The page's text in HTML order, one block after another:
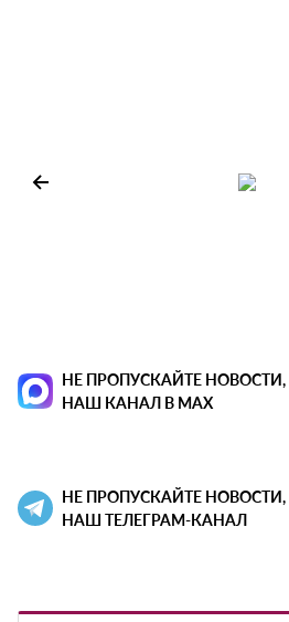
НЕ ПРОПУСКАЙТЕ
НАШ КАНАЛ В MAX
НЕ ПРОПУСКАЙТЕ
НАШ ТЕЛЕГРАМ-КАНАЛ